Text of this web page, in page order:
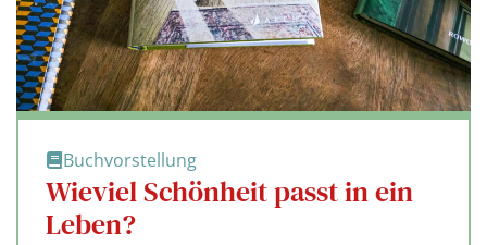
Buchvorstellung
Wieviel Schönheit passt in ein
Leben?